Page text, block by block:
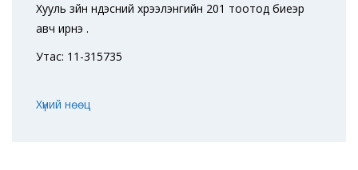
Хууль зүйн үндэсний хүрээлэнгийн 201 тоотод биеэр
авч ирнэ үү.
Утас: 11-315735
Хүний нөөц